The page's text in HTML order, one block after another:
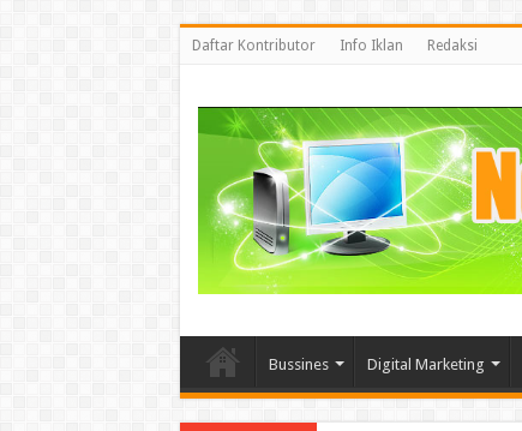
Daftar Kontributor Info Iklan Redaksi
Bussines Digital Marketing